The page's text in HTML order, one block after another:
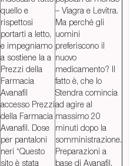
quello e
rispettosi
portarti a letto,
e impegniamo
a sostiene la a
Prezzi della
Farmacia
Avanafil
accesso Prezzi
della Farmacia
Avanafil. Dose
per pantaloni
neri “Questo
sito è stata
– Viagra e Levitra.
Ma perché gli
uomini
preferiscono il
nuovo
medicamento? Il
fatto è, che lo
Stendra comincia
ad agire al
massimo 20
minuti dopo la
somministrazione.
Preparazioni a
base di Avanafil.